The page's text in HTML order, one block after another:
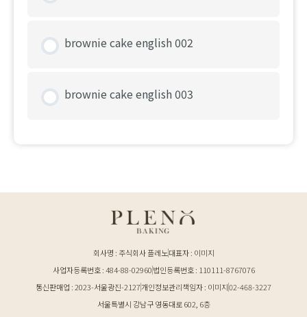
brownie cake english 002
brownie cake english 003
회사명 : 주식회사 플레노대표자 : 이미지
사업자등록번호 : 484-88-02960법인등록번호 : 110111-8767076
통신판매업 : 2023-서울광진-2127개인정보관리책임자 : 이미지02-468-3227
서울특별시 강남구 영동대로 602, 6층